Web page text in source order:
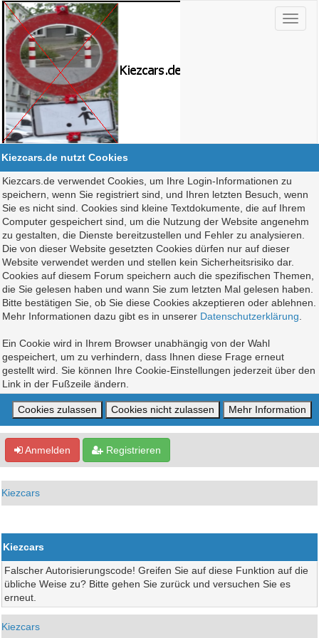
Kiezcars.de nutzt Cookies
Kiezcars.de verwendet Cookies, um Ihre Login-Informationen zu
speichern, wenn Sie registriert sind, und Ihren letzten Besuch, wenn
Sie es nicht sind. Cookies sind kleine Textdokumente, die auf Ihrem
Computer gespeichert sind, um die Nutzung der Website angenehm
zu gestalten, die Dienste bereitzustellen und Fehler zu analysieren.
Die von dieser Website gesetzten Cookies dürfen nur auf dieser
Website verwendet werden und stellen kein Sicherheitsrisiko dar.
Cookies auf diesem Forum speichern auch die spezifischen Themen,
die Sie gelesen haben und wann Sie zum letzten Mal gelesen haben.
Bitte bestätigen Sie, ob Sie diese Cookies akzeptieren oder ablehnen.
Mehr Informationen dazu gibt es in unserer Datenschutzerklärung
Ein Cookie wird in Ihrem Browser unabhängig von der Wahl
gespeichert, um zu verhindern, dass Ihnen diese Frage erneut
gestellt wird. Sie können Ihre Cookie-Einstellungen jederzeit über den
Link in der Fußzeile ändern.
Anmelden Registrieren
Kiezcars
Kiezcars
Falscher Autorisierungscode! Greifen Sie auf diese Funktion auf die
übliche Weise zu? Bitte gehen Sie zurück und versuchen Sie es
erneut.
Kiezcars